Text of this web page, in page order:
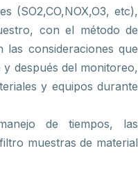
(SO2,CO,NOX,O3, etc),
con el método de
las consideraciones que
después del monitoreo,
y equipos durante
de tiempos, las
muestras de material